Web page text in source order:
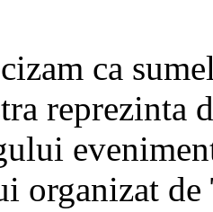
ca
reprezinta
organizat de